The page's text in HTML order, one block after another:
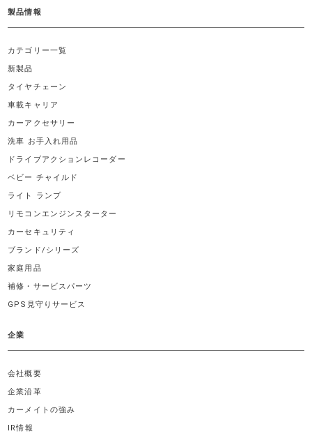
製品情報
カテゴリー一覧
新製品
タイヤチェーン
車載キャリア
カーアクセサリー
洗車 お手入れ用品
ドライブアクションレコーダー
ベビー チャイルド
ライト ランプ
リモコンエンジンスターター
カーセキュリティ
ブランド/シリーズ
家庭用品
補修・サービスパーツ
GPS見守りサービス
企業
会社概要
企業沿革
カーメイトの強み
IR情報